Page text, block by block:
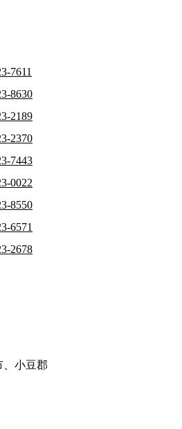
7611
8630
2189
2370
7443
0022
8550
6571
2678
、小豆郡